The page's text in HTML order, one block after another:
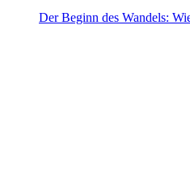
Der Beginn des Wandels: